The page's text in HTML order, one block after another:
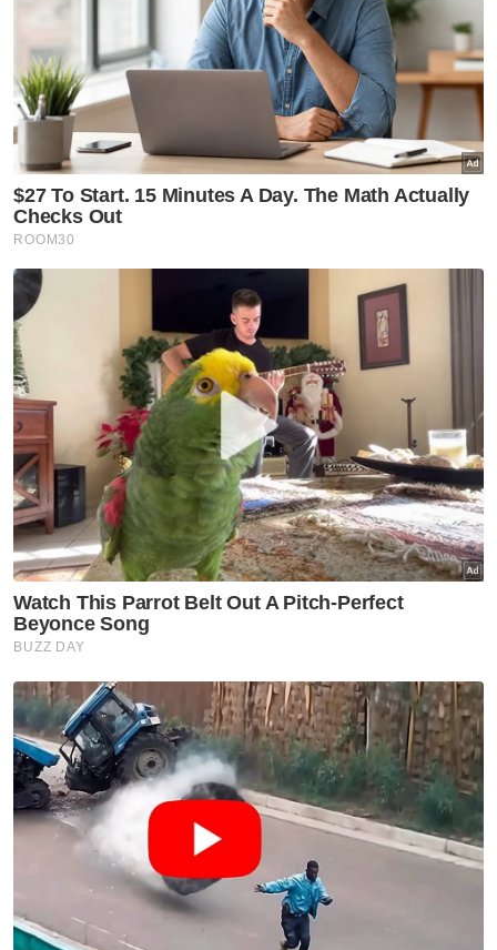
Artikel Disyorkan
Selangor KL
'Kereta warisan' tersadai
Xplorasi Warisan KL: Edisi
Merdeka bawa rakyat telusuri
jejak kemerdekaan
Selangor KL
Penyelarasan bantuan Ampang
diperkemas, Azman mahu
pastikan kebajikan rakyat
terbela
Selangor KL
Olympia perkukuh kerjasama
strategik, perluas impak
kepada komuniti